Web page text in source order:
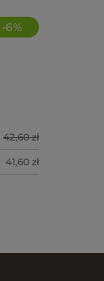
-6%
42,60 zł
41,60 zł